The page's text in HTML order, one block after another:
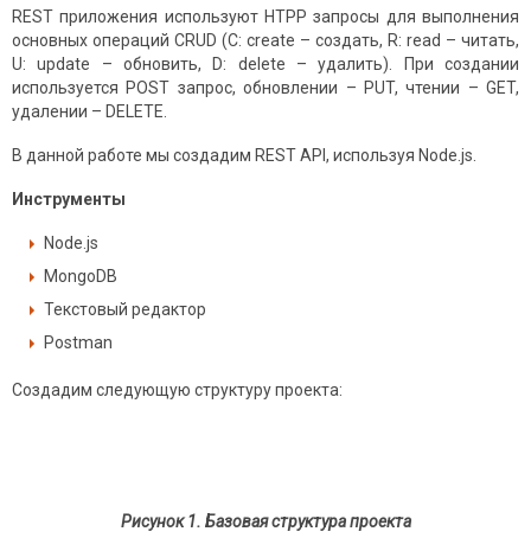
REST приложения используют HTPP запросы для выполнения
основных операций CRUD (C: create – создать, R: read – читать,
U: update – обновить, D: delete – удалить). При создании
используется POST запрос, обновлении – PUT, чтении – GET,
удалении – DELETE.
В данной работе мы создадим REST API, используя Node.js.
Инструменты
Node.js
MongoDB
Текстовый редактор
Postman
Создадим следующую структуру проекта:
Рисунок 1. Базовая структура проекта